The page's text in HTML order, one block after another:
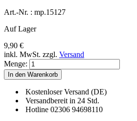
Art.-Nr. : mp.15127
Auf Lager
9,90 €
inkl. MwSt. zzgl. Versand
Menge:
In den Warenkorb
Kostenloser Versand (DE)
Versandbereit in 24 Std.
Hotline 02306 94698110